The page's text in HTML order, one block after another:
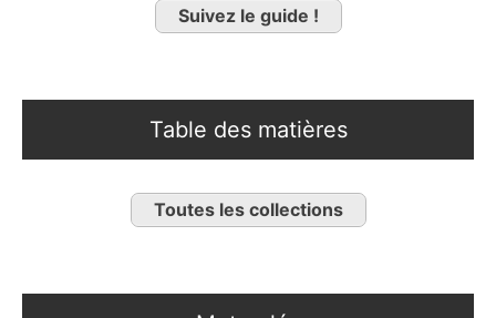
Suivez le guide !
Table des matières
Toutes les collections